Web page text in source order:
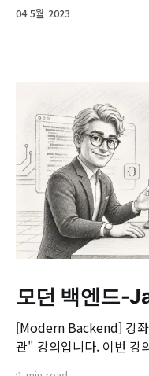
04 5월 2023
모던 백엔드-
[Modern Backend] 강
관" 강의입니다. 이번 강의에서는 최신 LTS 버전인 Java 25의